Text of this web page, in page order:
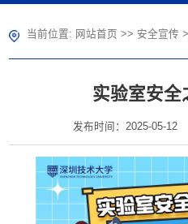
当前位置: 网站首页 >> 安全宣传
实验室安全
发布时间：2025-05-12